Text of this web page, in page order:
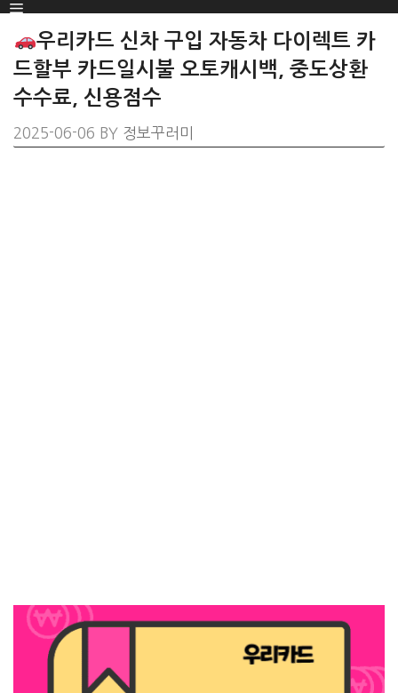
SKIP
TO
CONTENT
Menu
우리카드 신차 구입 자동차 다이렉트 카
드할부 카드일시불 오토캐시백, 중도상환
수수료, 신용점수
2025-06-06 BY 정보꾸러미